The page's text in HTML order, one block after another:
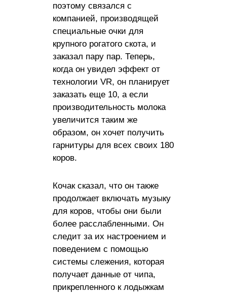
поэтому связался с
компанией, производящей
специальные очки для
крупного рогатого скота, и
заказал пару пар. Теперь,
когда он увидел эффект от
технологии VR, он планирует
заказать еще 10, а если
производительность молока
увеличится таким же
образом, он хочет получить
гарнитуры для всех своих 180
коров.
Кочак сказал, что он также
продолжает включать музыку
для коров, чтобы они были
более расслабленными. Он
следит за их настроением и
поведением с помощью
системы слежения, которая
получает данные от чипа,
прикрепленного к лодыжкам